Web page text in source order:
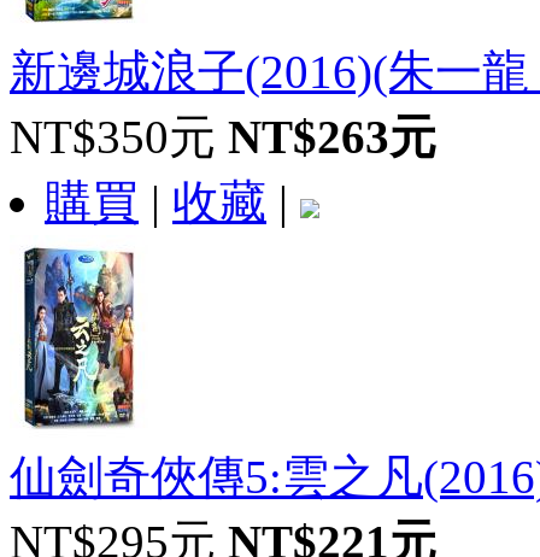
新邊城浪子(2016)(朱一
NT$350元 NT$263元
購買 | 收藏 |
仙劍奇俠傳5:雲之凡
NT$295元 NT$221元